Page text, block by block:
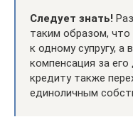
Следует знать!
таким образом, что
к одному супругу, а
компенсация за
кредиту также
единоличным